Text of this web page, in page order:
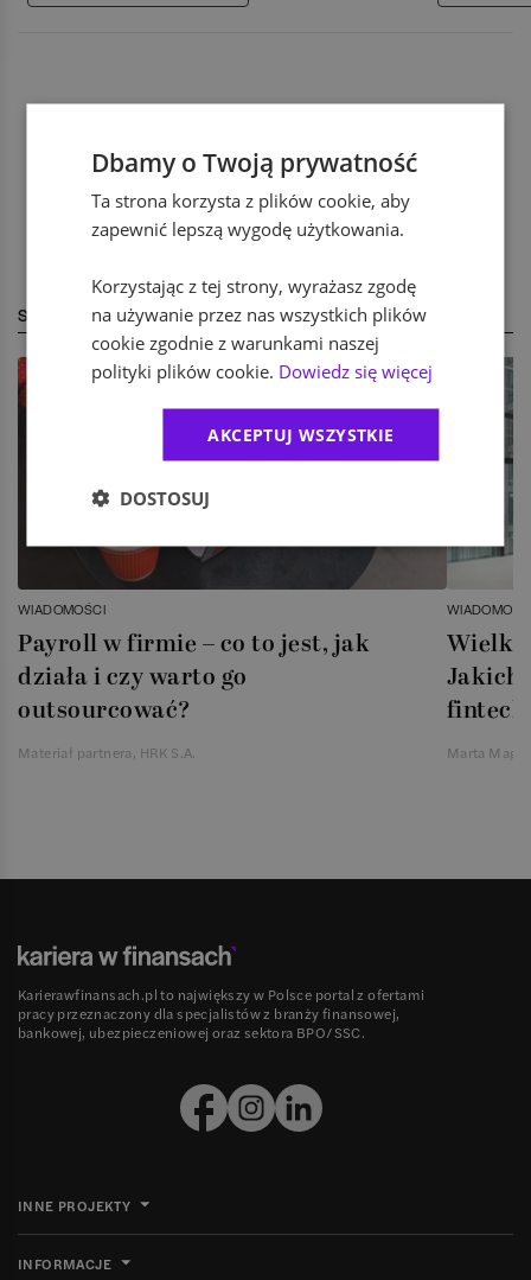
STREFA EKSPERTA
WIADOMOŚCI
Payroll w firmie – co to jest, jak
działa i czy warto go
outsourcować?
Materiał partnera, HRK S.A.
Jakich
Marta
Karierawfinansach.pl to największy w Polsce portal z ofertami
pracy przeznaczony dla specjalistów z branży finansowej,
bankowej, ubezpieczeniowej oraz sektora BPO/SSC.
INNE PROJEKTY
INFORMACJE
Dbamy o Twoją prywatność
Ta strona korzysta z plików cookie, aby
zapewnić lepszą wygodę użytkowania.
Korzystając z tej strony, wyrażasz zgodę
na używanie przez nas wszystkich plików
cookie zgodnie z warunkami naszej
polityki plików cookie. Dowiedz się więcej
AKCEPTUJ WSZYSTKIE
DOSTOSUJ